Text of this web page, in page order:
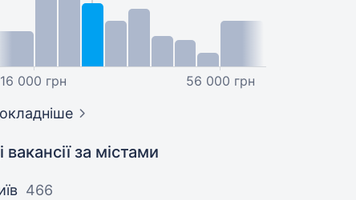
16 000 грн 56 000 грн
вакансії за містами
466